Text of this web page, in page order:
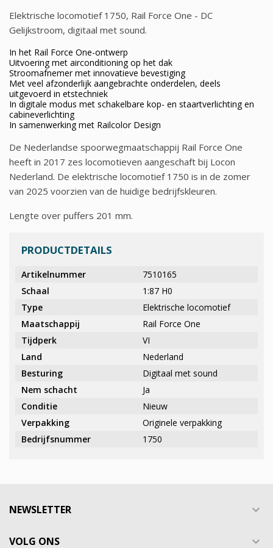
PRODUCTDETAILS
Artikelnummer
7510165
Schaal
1:87 H0
Type
Elektrische locomotief
Maatschappij
Rail Force One
Tijdperk
VI
Land
Nederland
Besturing
Digitaal met sound
Nem schacht
Ja
Conditie
Nieuw
Verpakking
Originele verpakking
Bedrijfsnummer
1750
Elektrische locomotief 1750, Rail Force One - DC
Gelijkstroom, digitaal met sound.
In het Rail Force One-ontwerp
Uitvoering met airconditioning op het dak
Stroomafnemer met innovatieve bevestiging
Met veel afzonderlijk aangebrachte onderdelen, deels
uitgevoerd in etstechniek
In digitale modus met schakelbare kop- en staartverlichting en
cabineverlichting
In samenwerking met Railcolor Design
De Nederlandse spoorwegmaatschappij Rail Force One
heeft in 2017 zes locomotieven aangeschaft bij Locon
Nederland. De elektrische locomotief 1750 is in de zomer
van 2025 voorzien van de huidige bedrijfskleuren.
Lengte over puffers 201 mm.
NEWSLETTER 
VOLG ONS 